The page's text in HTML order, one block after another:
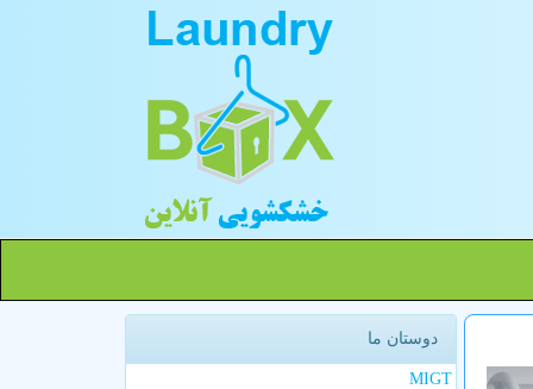
دوستان ما
MIGT